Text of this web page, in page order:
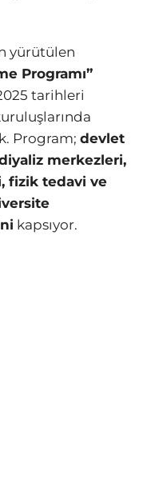
yürütülen
Programı”
tarihleri
Program; devlet
merkezleri,
fizik tedavi ve
kapsıyor.